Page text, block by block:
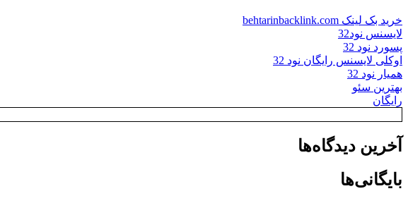
خرید بک لینک behtarinbacklink.com
لایسنس نود32
پسورد نود 32
اوکلی لایسنس رایگان نود 32
همیار نود 32
بهترین سئو
رایگان
آخرین دیدگاه‌ها
بایگانی‌ها